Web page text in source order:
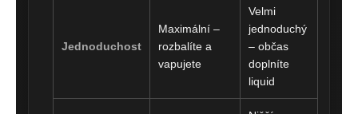
Jednoduchost
Maximální –
rozbalíte a
vapujete
Velmi
jednoduchý
– občas
doplníte
liquid